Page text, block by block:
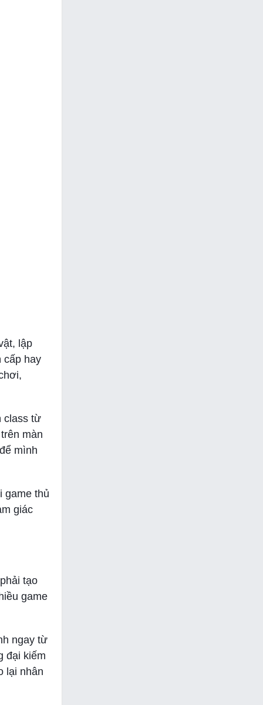
lập
cấp hay
class từ
màn
mình
game thủ
giác
tạo
game
ngay từ
đại kiếm
lại nhân